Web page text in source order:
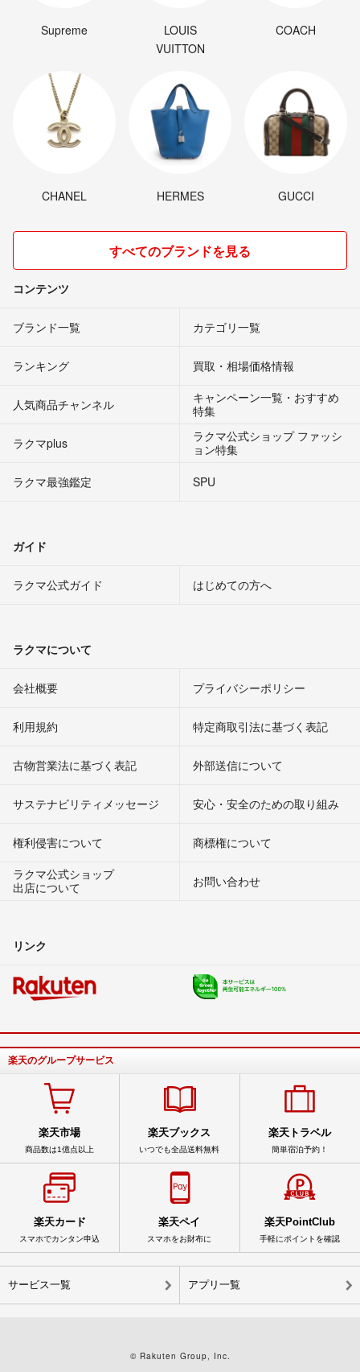
Supreme
LOUIS
VUITTON
COACH
CHANEL HERMES GUCCI
すべてのブランドを見る
コンテンツ
ブランド一覧 カテゴリ一覧
ランキング 買取・相場価格情報
人気商品チャンネル
キャンペーン一覧・おすすめ
特集
ラクマplus
ラクマ公式ショップ ファッシ
ョン特集
ラクマ最強鑑定
SPU
ガイド
ラクマ公式ガイド はじめての方へ
ラクマについて
会社概要 プライバシーポリシー
利用規約 特定商取引法に基づく表記
古物営業法に基づく表記 外部送信について
サステナビリティメッセージ 安心・安全のための取り組み
権利侵害について
商標権について
ラクマ公式ショップ
出店について
お問い合わせ
リンク
楽天のグループサービス
楽天市場
商品数は1億点以上
楽天ブックス
いつでも全品送料無料
楽天トラベル
簡単宿泊予約！
楽天カード
スマホでカンタン申込
楽天ペイ
スマホをお財布に
楽天PointClub
手軽にポイントを確認
サービス一覧 アプリ一覧
© Rakuten Group, Inc.